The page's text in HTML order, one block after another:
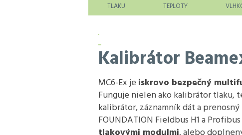
TLAKU TEPLOTY
Kalibrátor
MC6-Ex je iskrovo bezpečný
Funguje nielen ako kalibrátor tlaku,
kalibrátor, záznamník dát a
FOUNDATION Fieldbus H1 a
tlakovými modulmi, alebo